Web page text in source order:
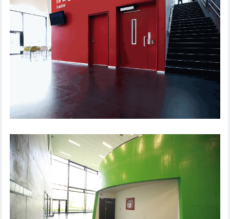
DØRLØSNING UDDANNELSESINSTITUTION